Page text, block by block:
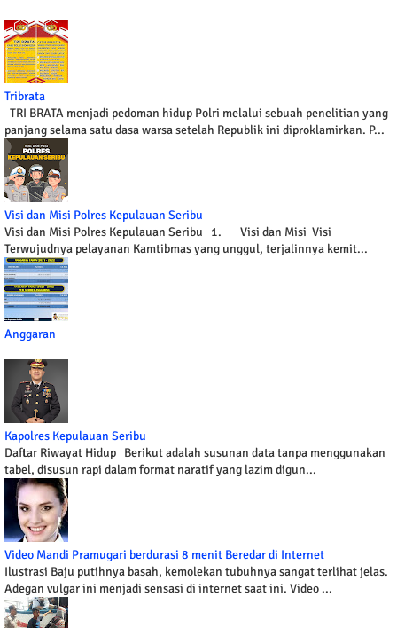
Tribrata
TRI BRATA menjadi pedoman hidup Polri melalui sebuah penelitian yang
panjang selama satu dasa warsa setelah Republik ini diproklamirkan. P...
Visi dan Misi Polres Kepulauan Seribu
Visi dan Misi Polres Kepulauan Seribu 1. Visi dan Misi Visi
Terwujudnya pelayanan Kamtibmas yang unggul, terjalinnya kemit...
Anggaran
Kapolres Kepulauan Seribu
Daftar Riwayat Hidup Berikut adalah susunan data tanpa menggunakan
tabel, disusun rapi dalam format naratif yang lazim digun...
Video Mandi Pramugari berdurasi 8 menit Beredar di Internet
Ilustrasi Baju putihnya basah, kemolekan tubuhnya sangat terlihat jelas.
Adegan vulgar ini menjadi sensasi di internet saat ini. Video ...